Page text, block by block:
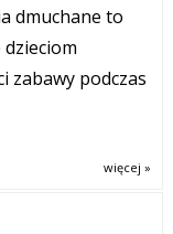
dmuchane to
zabawy podczas
więcej »